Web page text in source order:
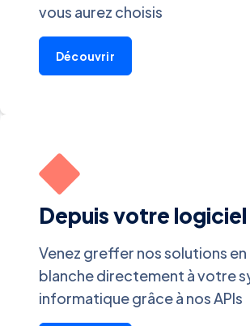
vous aurez choisis
Découvrir
Depuis votre logiciel
Venez greffer nos solutions
blanche directement à votre
informatique grâce à nos APIs